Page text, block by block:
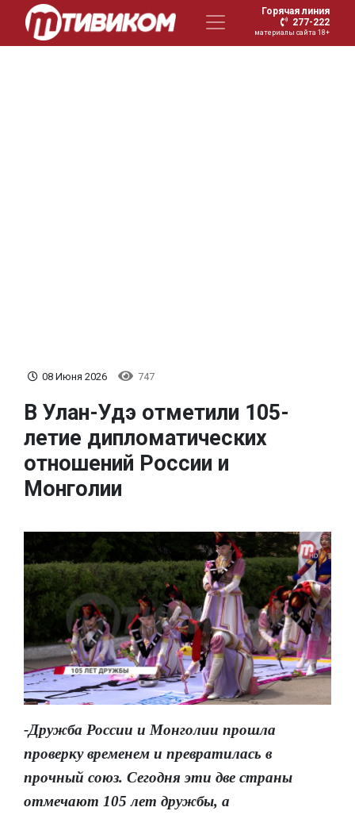
Горячая линия
277-222
материалы сайта 18+
08 Июня 2026 747
В Улан-Удэ отметили 105-
летие дипломатических
отношений России и
Монголии
-Дружба России и Монголии прошла
проверку временем и превратилась в
прочный союз. Сегодня эти две страны
отмечают 105 лет дружбы, а